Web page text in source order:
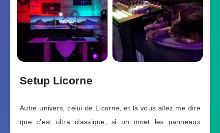
Setup Licorne
Autre univers, celui de Licorne, et là vous allez me dire
que c’est ultra classique, si on omet les panneaux